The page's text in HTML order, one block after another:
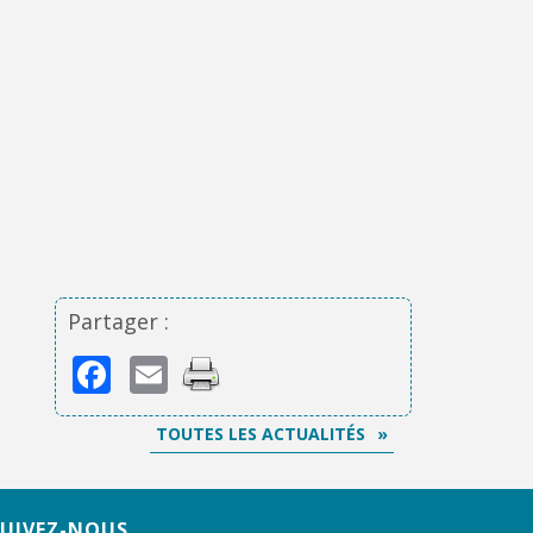
Partager :
Facebook
Email
TOUTES LES ACTUALITÉS